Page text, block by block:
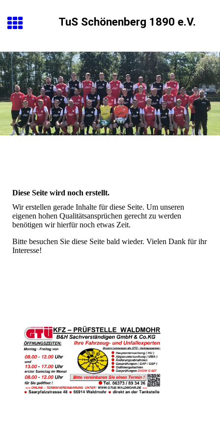
TuS Schönenberg 1890 e.V.
Diese Seite wird noch erstellt.
Wir erstellen gerade Inhalte für diese Seite. Um unseren
eigenen hohen Qualitätsansprüchen gerecht zu werden
benötigen wir hierfür noch etwas Zeit.
Bitte besuchen Sie diese Seite bald wieder. Vielen Dank für ihr
Interesse!